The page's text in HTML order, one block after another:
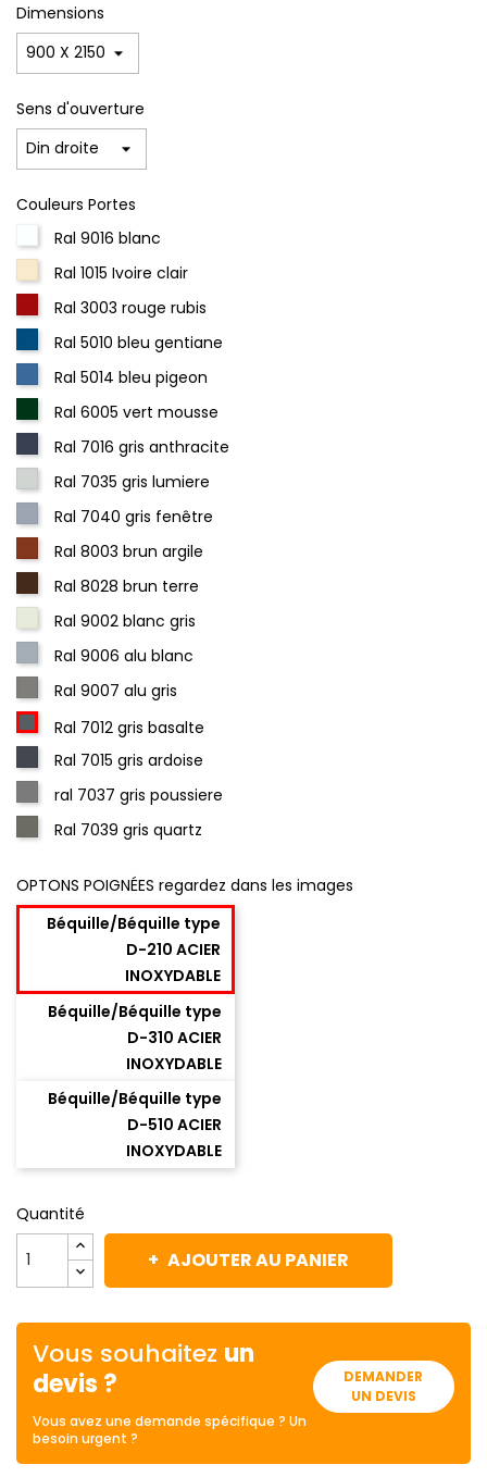
Dimensions
Sens d'ouverture
Couleurs Portes
Ral 9016 blanc
Ral 1015 Ivoire clair
Ral 3003 rouge rubis
Ral 5010 bleu gentiane
Ral 5014 bleu pigeon
Ral 6005 vert mousse
Ral 7016 gris anthracite
Ral 7035 gris lumiere
Ral 7040 gris fenêtre
Ral 8003 brun argile
Ral 8028 brun terre
Ral 9002 blanc gris
Ral 9006 alu blanc
Ral 9007 alu gris
Ral 7012 gris basalte
Ral 7015 gris ardoise
ral 7037 gris poussiere
Ral 7039 gris quartz
OPTONS POIGNÉES regardez dans les images
Béquille/Béquille type
D-210 ACIER
INOXYDABLE
Béquille/Béquille type
D-310 ACIER
INOXYDABLE
Béquille/Béquille type
D-510 ACIER
INOXYDABLE
Quantité
AJOUTER AU PANIER
Vous souhaitez un
devis ?
Vous avez une demande spécifique ? Un
besoin urgent ?
DEMANDER
UN DEVIS